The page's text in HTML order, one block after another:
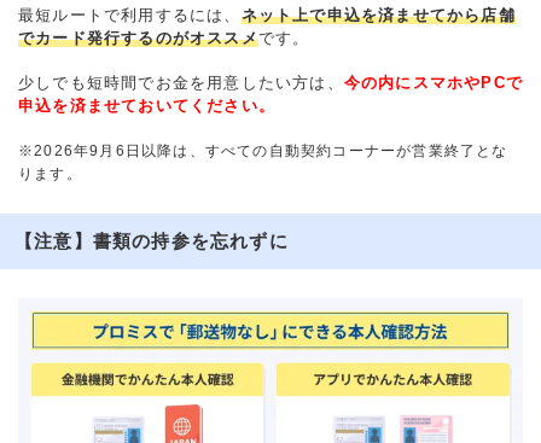
最短ルートで利用するには、 ネット上で申込を済ませてから店舗
でカード発行するのがオススメです。
少しでも短時間でお金を用意したい方は、 今の内にスマホやPCで
申込を済ませておいてください。
※2026年9月6日以降は、すべての自動契約コーナーが営業終了とな
ります。
【注意】書類の持参を忘れずに